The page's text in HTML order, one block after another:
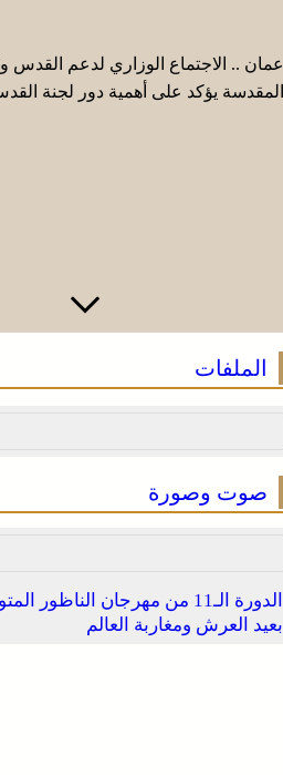
عمان .. الاجتماع الوزاري لدعم القدس
المقدسة يؤكد على أهمية دور لجنة
الملفات
صوت وصورة
الدورة الـ11 من مهرجان
بعيد العرش ومغاربة العالم